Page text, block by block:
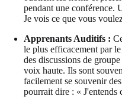
pendant une conférence.
Je vois ce que vous
Apprenants Auditifs :
le plus efficacement par
des discussions de
voix haute. Ils sont
facilement se souvenir
pourrait dire : « J'entends